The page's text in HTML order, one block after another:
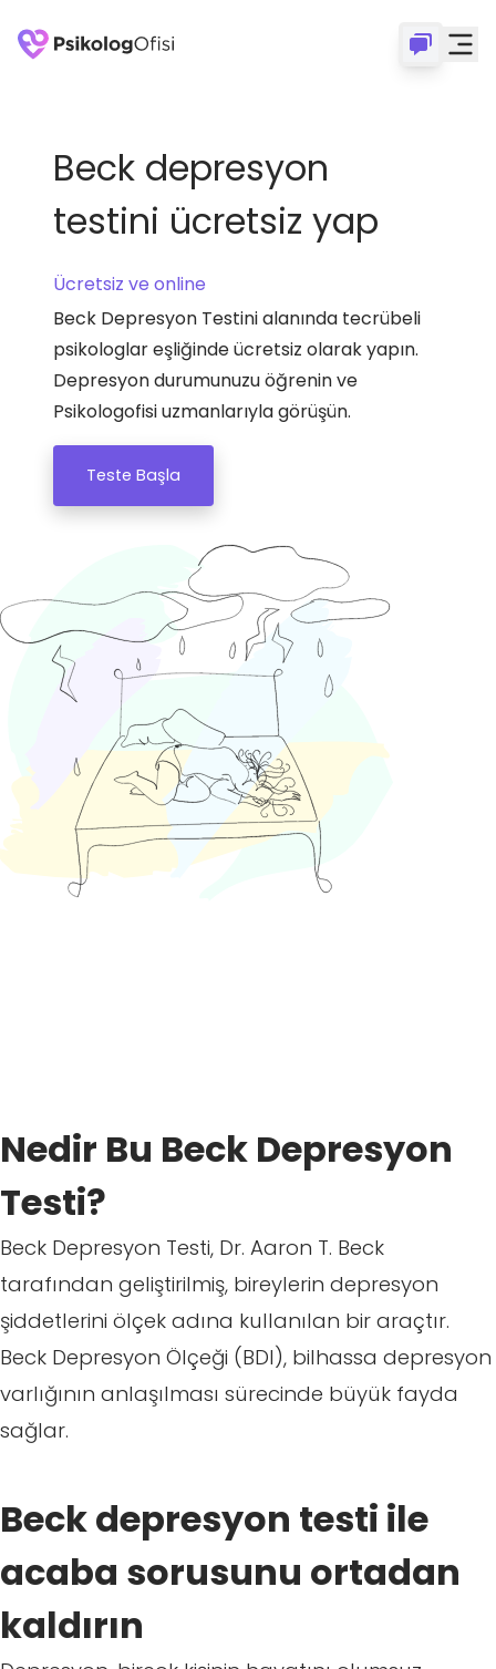
Beck depresyon
testini ücretsiz yap
Ücretsiz ve online
Beck Depresyon Testini alanında tecrübeli
psikologlar eşliğinde ücretsiz olarak yapın.
Depresyon durumunuzu öğrenin ve
Psikologofisi uzmanlarıyla görüşün.
Teste Başla
Nedir Bu Beck Depresyon
Testi?
Beck Depresyon Testi, Dr. Aaron T. Beck
tarafından geliştirilmiş, bireylerin depresyon
şiddetlerini ölçek adına kullanılan bir araçtır.
Beck Depresyon Ölçeği (BDI), bilhassa depresyon
varlığının anlaşılması sürecinde büyük fayda
sağlar.
Beck depresyon testi ile
acaba sorusunu ortadan
kaldırın